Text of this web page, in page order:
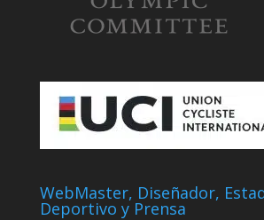
WebMaster, Diseñador,
Deportivo y Prensa